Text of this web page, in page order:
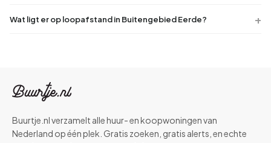
Wat ligt er op loopafstand in Buitengebied Eerde?
Buurtje.nl verzamelt alle huur- en koopwoningen van
Nederland op één plek. Gratis zoeken, gratis alerts, en echte